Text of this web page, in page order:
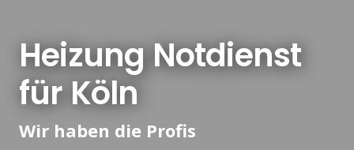
Heizung Notdienst
für Köln
Wir haben die Profis